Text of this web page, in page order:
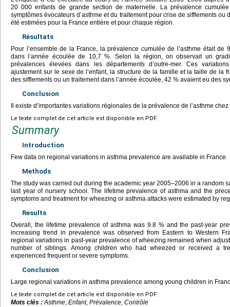
20 000 enfants de grande section de maternelle. La prévalence
symptômes évocateurs d’asthme et du traitement pour crise de sifflements ou
été estimées pour la France entière et pour chaque région.
Résultats
Pour l’ensemble de la France, la prévalence cumulée de l’asthme était de
dans l’année écoulée de 10,7 %. Selon la région, on observait un
prévalences élevées dans les départements d’outre-mer. Ces
ajustement sur le sexe de l’enfant, la structure de la famille et la taille de la
des sifflements ou un traitement dans l’année écoulée, 42 % avaient eu des
Conclusion
Il existe d’importantes variations régionales de la prévalence de l’asthme
Le texte complet de cet article est disponible en PDF.
Summary
Introduction
Few data on regional variations in asthma prevalence are available in France.
Methods
The study was carried out during the academic year 2005–2006 in a random
last year of nursery school. The lifetime prevalence of asthma and the
symptoms and treatment for wheezing or asthma attacks were estimated by
Results
Overall, the lifetime prevalence of asthma was 9.8 % and the past-year
increasing trend in prevalence was observed from Eastern to Western
regional variations in past-year prevalence of wheezing remained when
number of siblings. Among children who had wheezed or received a
experienced frequent or severe symptoms.
Conclusion
Large regional variations in asthma prevalence among young children in
Le texte complet de cet article est disponible en PDF.
Mots clés :Asthme, Enfant, Prévalence, Contrôle